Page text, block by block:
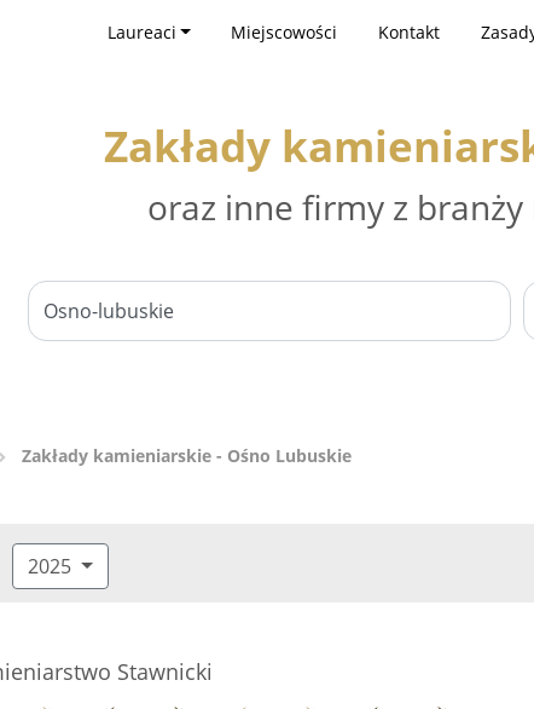
Laureaci Miejscowości Kontakt
Zakłady
oraz inne firmy z branży
Zakłady kamieniarskie - Ośno Lubuskie
2025
Stawnicki